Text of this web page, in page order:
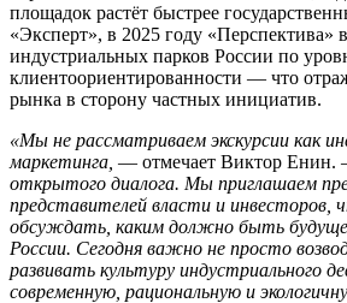
площадок растёт быстрее
«Эксперт», в 2025 году «Перспектива»
индустриальных парков России по
клиентоориентированности — что
рынка в сторону частных инициатив.
«Мы не рассматриваем экскурсии как
маркетинга, — отмечает Виктор
открытого диалога. Мы приглашаем
представителей власти и инвесторов,
обсуждать, каким должно быть
России. Сегодня важно не просто
развивать культуру индустриального
современную, рациональную и